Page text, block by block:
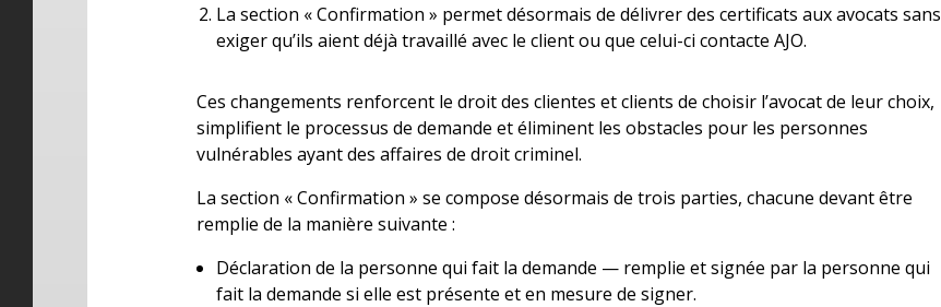
La section « Confirmation » permet désormais de délivrer des certificats aux avocats sans
exiger qu’ils aient déjà travaillé avec le client ou que celui-ci contacte AJO.
Ces changements renforcent le droit des clientes et clients de choisir l’avocat de leur choix,
simplifient le processus de demande et éliminent les obstacles pour les personnes
vulnérables ayant des affaires de droit criminel.
La section « Confirmation » se compose désormais de trois parties, chacune devant être
remplie de la manière suivante :
Déclaration de la personne qui fait la demande — remplie et signée par la personne qui
fait la demande si elle est présente et en mesure de signer.